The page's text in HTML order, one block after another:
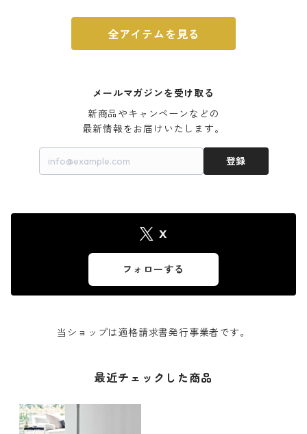
全アイテムを見る
メールマガジンを受け取る
新商品やキャンペーンなどの
最新情報をお届けいたします。
登録
X
フォローする
当ショップは適格請求書発行事業者です。
最近チェックした商品